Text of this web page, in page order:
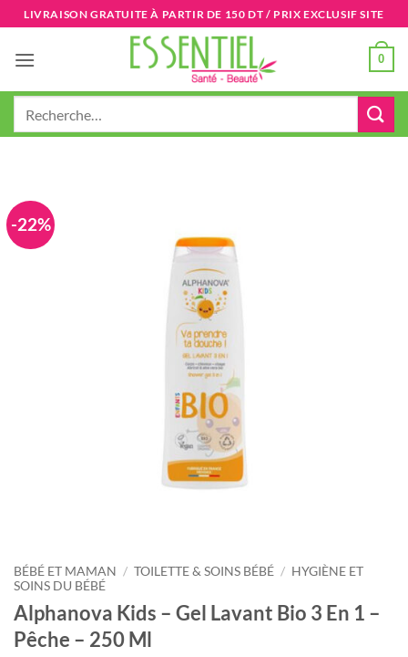
Passer
au
contenu
LIVRAISON GRATUITE À PARTIR DE 150 DT / PRIX EXCLUSIF SITE
0
-22%
BÉBÉ ET MAMAN / TOILETTE & SOINS BÉBÉ / HYGIÈNE ET
SOINS DU BÉBÉ
Alphanova Kids – Gel Lavant Bio 3 En 1 –
Pêche – 250 Ml